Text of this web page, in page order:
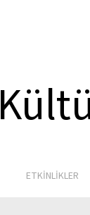
ETKİNLİKLER